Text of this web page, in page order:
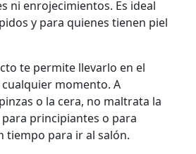
ni enrojecimientos. Es ideal
y para quienes tienen piel
te permite llevarlo en el
momento. A
o la cera, no maltrata la
principiantes o para
tiempo para ir al salón.